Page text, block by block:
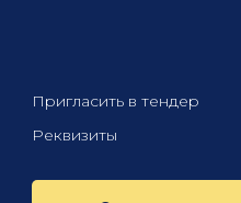
Пригласить в тендер
Реквизиты